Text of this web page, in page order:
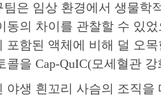
은 임상 환경에서 생물
의 차이를 관찰할 수 있
함된 액체에 비해 덜 오
을 Cap-QuIC(모세혈관
생 흰꼬리 사슴의 조직